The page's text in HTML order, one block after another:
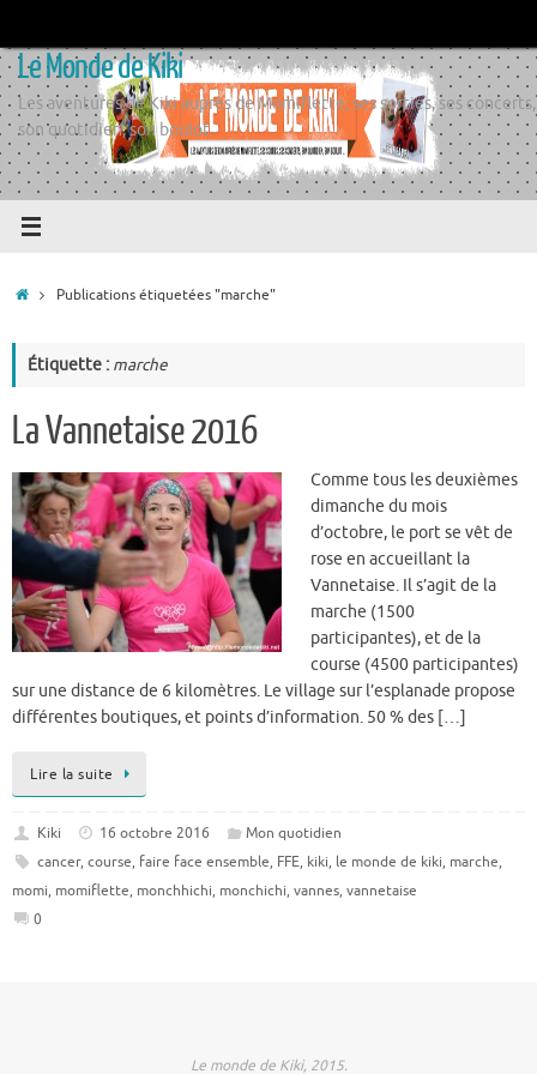
contenu
Le Monde de Kiki
Les aventures de Kiki auprès de Momiflette, ses sorties, ses concerts,
son quotidien, son boulot
AccueilPublications étiquetées "marche"
Étiquette : marche
La Vannetaise 2016
Comme tous les deuxièmes
dimanche du mois
d’octobre, le port se vêt de
rose en accueillant la
Vannetaise. Il s’agit de la
marche (1500
participantes), et de la
course (4500 participantes)
sur une distance de 6 kilomètres. Le village sur l’esplanade propose
différentes boutiques, et points d’information. 50 % des […]
Lire la suite
Kiki 16 octobre 2016
Mon quotidien
cancer, course, faire face ensemble, FFE, kiki, le monde de kiki, marche,
momi, momiflette, monchhichi, monchichi, vannes, vannetaise
0
Le monde de Kiki, 2015.